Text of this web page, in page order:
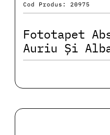
Cod Produs: 20975
Fototapet
Auriu Și